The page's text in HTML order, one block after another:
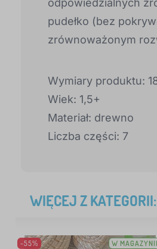
odpowiedzialnych
pudełko (bez
zrównoważonym
Wymiary produktu:
Wiek: 1,5+
Materiał: drewno
Liczba części: 7
WIĘCEJ Z KATEGORII:
-55%
W